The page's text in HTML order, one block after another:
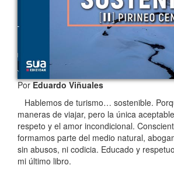
PorEduardo Viñuales
Hablemos de turismo… sostenible.
maneras de viajar, pero la única
respeto y el amor incondicional.
formamos parte del medio natural,
sin abusos, ni codicia. Educado y
mi último libro.